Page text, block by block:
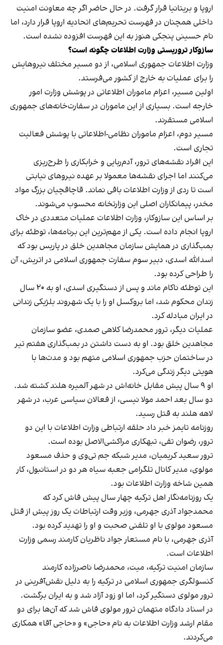
اروپا و بریتانیا قرار گرفت. در حال حاضر اگر چه معاونت امنیت
داخلی همچنان در فهرست تحریم‌های اتحادیه اروپا قرار دارد، اما
نام حسینی پنجکی هنوز به این فهرست افزوده نشده است.
سازوکار تروریستی وزارت اطلاعات چگونه است؟
وزارت اطلاعات جمهوری اسلامی، از دو مسیر مختلف نیروهایش
را برای عملیات به خارج از کشور می‌فرستد.
اولین مسیر، اعزام ماموران اطلاعاتی در پوشش وزارت امور
خارجه است. بسیاری از این ماموران در سفارت‌خانه‌های جمهوری
اسلامی مستقرند.
مسیر دوم، اعزام ماموران نظامی-اطلاعاتی با پوشش فعالیت
تجاری است.
این افراد نقشه‌های ترور، آدم‌ربایی و خرابکاری را طرح‌ریزی
می‌کنند اما اجرای نقشه‌ها معمولا بر عهده نیروهای نیابتی
است تا ردی از وزارت اطلاعات باقی نماند. قاچاقچیان بزرگ مواد
مخدر، پیمانکاران اصلی این وزارتخانه‌ محسوب می‌شوند.
بر اساس این سازوکار، وزارت اطلاعات عملیات‌ متعددی در خاک
اروپا انجام داده است. یکی از مهم‌ترین‌ این برنامه‌ها، توطئه برای
بمب‌گذاری در همایش سازمان مجاهدین خلق در پاریس بود که
اسدالله اسدی، دبیر سوم سفارت جمهوری اسلامی در اتریش، آن
را طراحی کرده بود.
این توطئه ناکام ماند و پس از دستگیری اسدی، او به ۲۰ سال
زندان محکوم شد، اما بروکسل او را با یک شهروند بلژیکی زندانی
در ایران مبادله کرد.
عملیات دیگر، ترور محمدرضا کلاهی صمدی، عضو سازمان
مجاهدین خلق بود. او به دست داشتن در بمب‌گذاری هفتم تیر
در ساختمان حزب جمهوری اسلامی متهم بود و مدت‌ها با
هویتی دیگر زندگی می‌کرد.
او ۹ سال پیش مقابل خانه‌اش در شهر آلمیره هلند کشته شد.
دو سال بعد احمد مولا نیسی، از فعالان سیاسی عرب، در شهر
لاهه هلند به قتل رسید.
روزنامه تایمز خبر داد حلقه ارتباطی وزارت اطلاعات با این دو
ترور، رضوان تقی، تبهکاری مراکشی‌الاصل بوده است.
ترور سعید کریمیان، مدیر شبکه جم تی‌وی و حذف مسعود
مولوی، مدیر کانال تلگرامی جعبه‌ سیاه هر دو در استانبول، کار
همین شاخه وزارت اطلاعات بود.
یک روزنامه‌نگار اهل ترکیه چهار سال پیش فاش کرد که
محمدجواد آذری جهرمی، وزیر وقت ارتباطات یک روز پیش از قتل
مسعود مولوی با او تلفنی صحبت و او را تهدید کرده بود.
آذری جهرمی، با نام مستعار جواد ناظریان کارمند رسمی وزارت
اطلاعات است.
سازمان امنیت ترکیه، میت، محمدرضا ناصرزاده کارمند
کنسولگری جمهوری اسلامی در ترکیه را به دلیل نقش‌آفرینی در
ترور مولوی دستگیر کرد، اما او زود آزاد شد و به ایران برگشت.
در اسناد دادگاه متهمان ترور مولوی فاش شد که آن‌ها برای دو
مقام ارشد وزارت اطلاعات به نام «حاجی» و «حاجی آقا» همکاری
می‌‌کردند.